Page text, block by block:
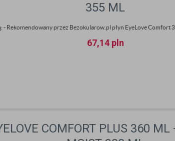
355 ML
- Rekomendowany przez Bezokularow.pl płyn EyeLove Comfort
67,14 pln
COMFORT PLUS 360